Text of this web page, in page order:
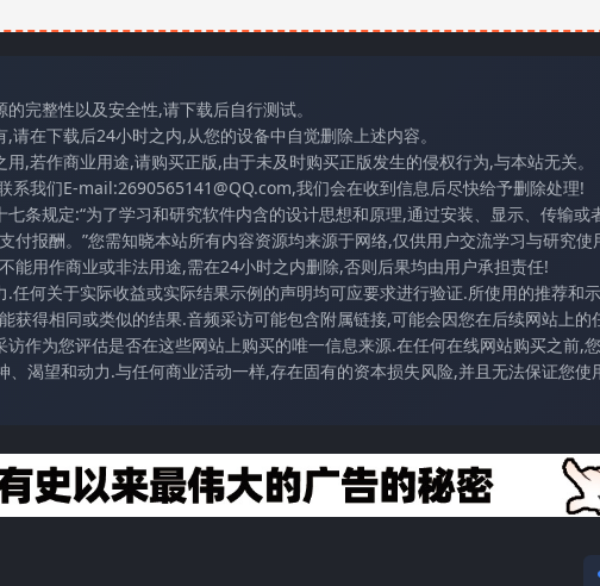
完整性以及安全性,请下载后自行测试。
在下载后24小时之内,从您的设备中自觉删除上述内容。
,若作商业用途,请购买正版,由于未及时购买正版发生的侵权行为,与本站无关。
系我们E-mail:2690565141@QQ.com,我们会在收到信息后尽快给予删除处理!
条规定:“为了学习和研究软件内含的设计思想和原理,通过安装、显示、传输或
报酬。”您需知晓本站所有内容资源均来源于网络,仅供用户交流学习与研究使
能用作商业或非法用途,需在24小时之内删除,否则后果均由用户承担责任!
何关于实际收益或实际结果示例的声明均可应要求进行验证.所使用的推荐和
获得相同或类似的结果.音频采访可能包含附属链接,可能会因您在后续网站上的
作为您评估是否在这些网站上购买的唯一信息来源.在任何在线网站购买之前,
渴望和动力.与任何商业活动一样,存在固有的资本损失风险,并且无法保证您使